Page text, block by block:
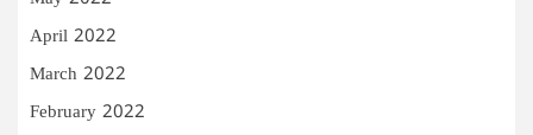
April 2022
March 2022
February 2022